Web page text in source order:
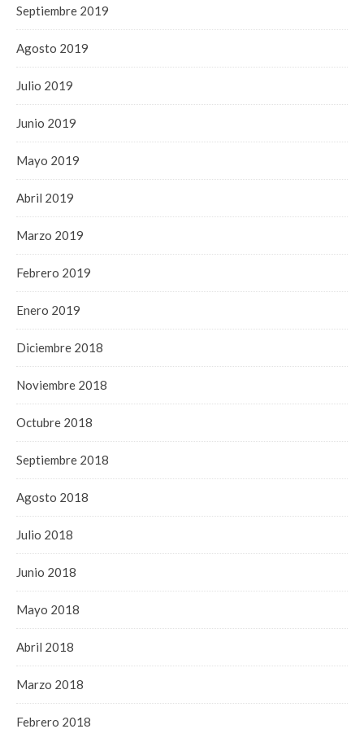
Septiembre 2019
Agosto 2019
Julio 2019
Junio 2019
Mayo 2019
Abril 2019
Marzo 2019
Febrero 2019
Enero 2019
Diciembre 2018
Noviembre 2018
Octubre 2018
Septiembre 2018
Agosto 2018
Julio 2018
Junio 2018
Mayo 2018
Abril 2018
Marzo 2018
Febrero 2018